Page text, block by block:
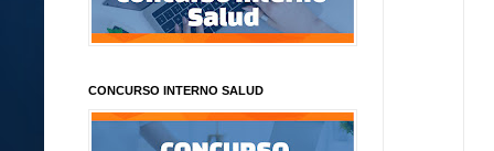
CONCURSO INTERNO SALUD